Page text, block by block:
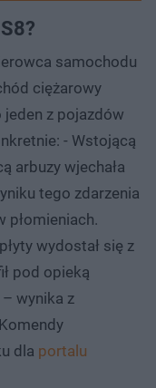
samochodu
ciężarowy
z pojazdów
- Wstojącą
arbuzy wjechała
tego zdarzenia
płomieniach.
wydostał się z
pod opieką
wynika z
dla portalu